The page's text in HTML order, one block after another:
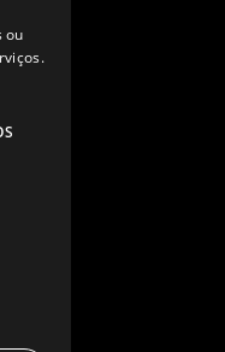
ou